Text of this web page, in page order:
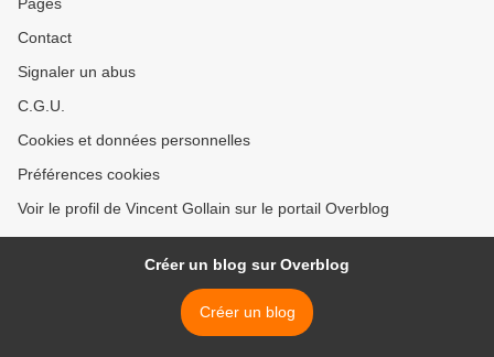
Contact
Signaler un abus
C.G.U.
Cookies et données personnelles
Préférences cookies
Voir le profil de Vincent Gollain sur le portail Overblog
Créer un blog sur Overblog
Créer un blog